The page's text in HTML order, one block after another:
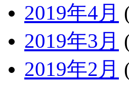
2019年4月
2019年3月
2019年2月